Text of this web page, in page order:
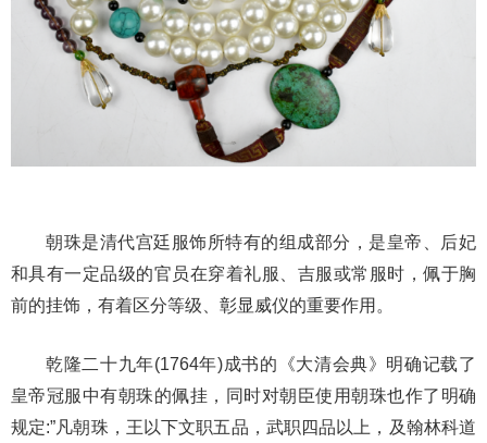
朝珠是清代宫廷服饰所特有的组成部分，是皇帝、后妃
和具有一定品级的官员在穿着礼服、吉服或常服时，佩于胸
前的挂饰，有着区分等级、彰显威仪的重要作用。
乾隆二十九年(1764年)成书的《大清会典》明确记载了
皇帝冠服中有朝珠的佩挂，同时对朝臣使用朝珠也作了明确
规定:”凡朝珠，王以下文职五品，武职四品以上，及翰林科道